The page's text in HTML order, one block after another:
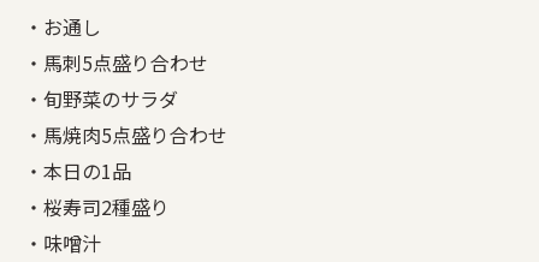
・お通し
・馬刺5点盛り合わせ
・旬野菜のサラダ
・馬焼肉5点盛り合わせ
・本日の1品
・桜寿司2種盛り
・味噌汁